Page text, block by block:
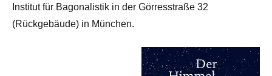
Institut für Bagonalistik in der Görresstraße 32
(Rückgebäude) in München.